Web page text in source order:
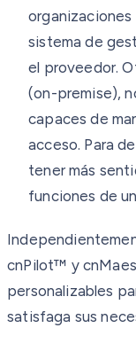
sistema de
el proveedor.
(on-premise),
capaces de
acceso. Para
tener más
funciones de
cnPilot™ y
personalizables
satisfaga sus